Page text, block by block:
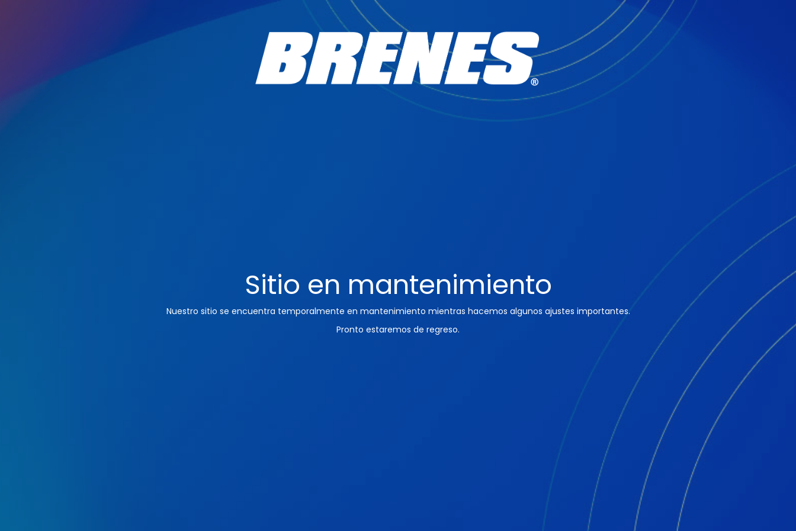
Sitio en mantenimiento
Nuestro sitio se encuentra temporalmente en mantenimiento mientras hacemos algunos ajustes importantes.
Pronto estaremos de regreso.